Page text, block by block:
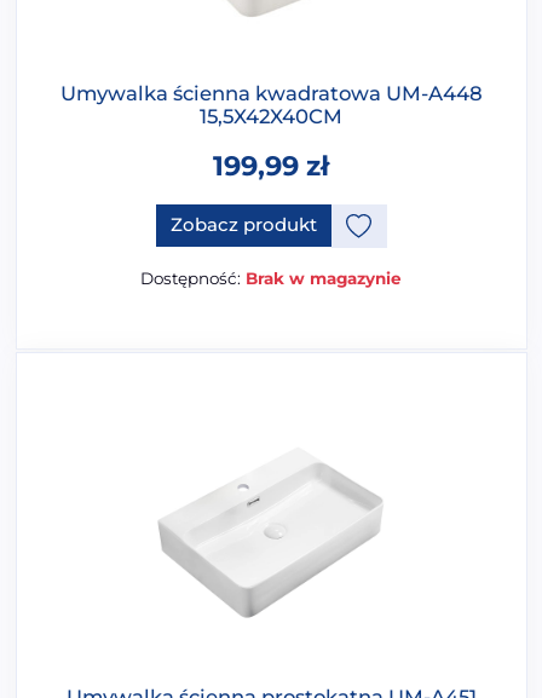
Umywalka ścienna kwadratowa UM-A448
15,5X42X40CM
199,99 zł
Zobacz produktTen produkt ma opcje, które
Dostępność: Brak w magazynie